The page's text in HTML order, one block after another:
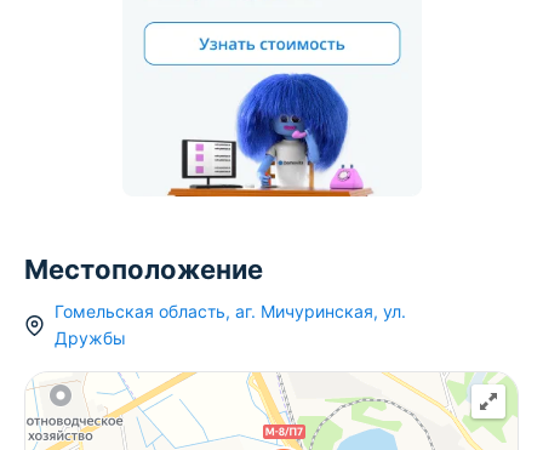
Местоположение
Гомельская область, аг. Мичуринская, ул.
Дружбы